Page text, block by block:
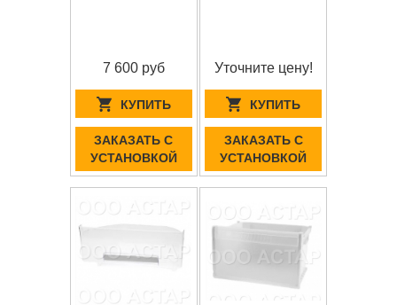
7 600 руб
КУПИТЬ
ЗАКАЗАТЬ С
УСТАНОВКОЙ
Уточните цену!
КУПИТЬ
ЗАКАЗАТЬ С
УСТАНОВКОЙ